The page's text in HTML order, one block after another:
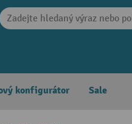
konfigurátor Sale